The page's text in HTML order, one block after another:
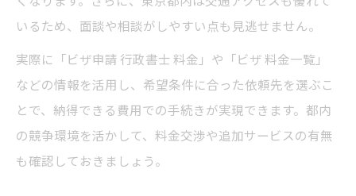
いるため、面談や相談がしやすい点も見逃せません。
実際に「ビザ申請 行政書士 料金」や「ビザ 料金一覧」
などの情報を活用し、希望条件に合った依頼先を選ぶこ
とで、納得できる費用での手続きが実現できます。都内
の競争環境を活かして、料金交渉や追加サービスの有無
も確認しておきましょう。